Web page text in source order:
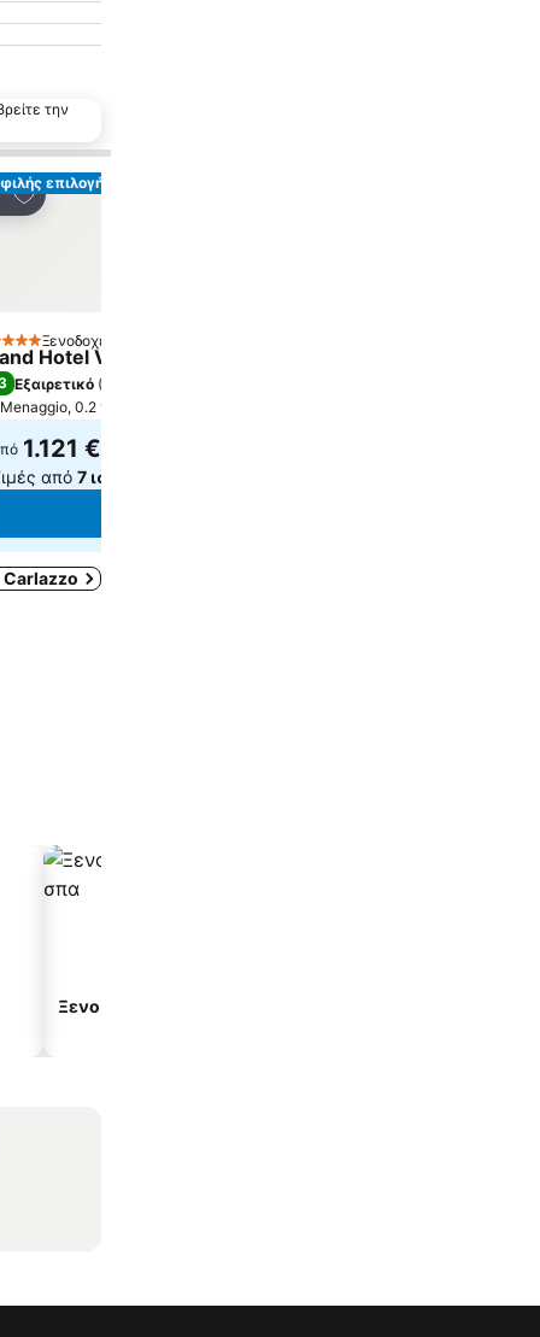
την
επιλογή
Προσθήκη στα αγαπημένα
Ξενοδοχείο
Hotel Victoria Concept & Spa, By R Collection Hotels
Εξαιρετικό (
Menaggio, 0.2 χλμ. από: Κέντρο πόλης
1.121 €
από 7 ιστότοπους
Ξενοδοχεία με σπα